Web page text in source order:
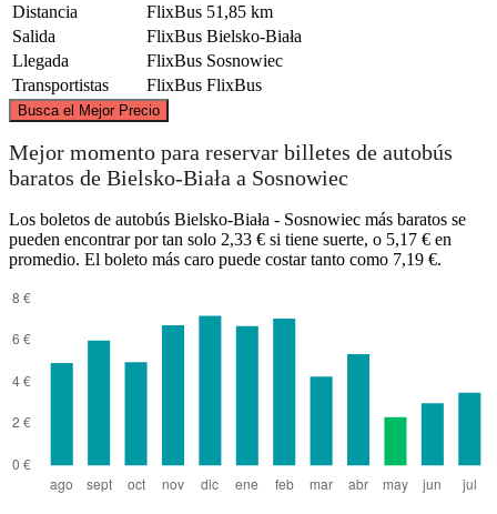
Distancia
FlixBus 51,85 km
Salida
FlixBus Bielsko-Biała
Llegada
FlixBus Sosnowiec
Transportistas
FlixBus FlixBus
Busca el Mejor Precio
©
Mejor momento para reservar billetes de autobús
baratos de Bielsko-Biała a Sosnowiec
Los boletos de autobús Bielsko-Biała - Sosnowiec más baratos se
pueden encontrar por tan solo 2,33 € si tiene suerte, o 5,17 € en
promedio. El boleto más caro puede costar tanto como 7,19 €.